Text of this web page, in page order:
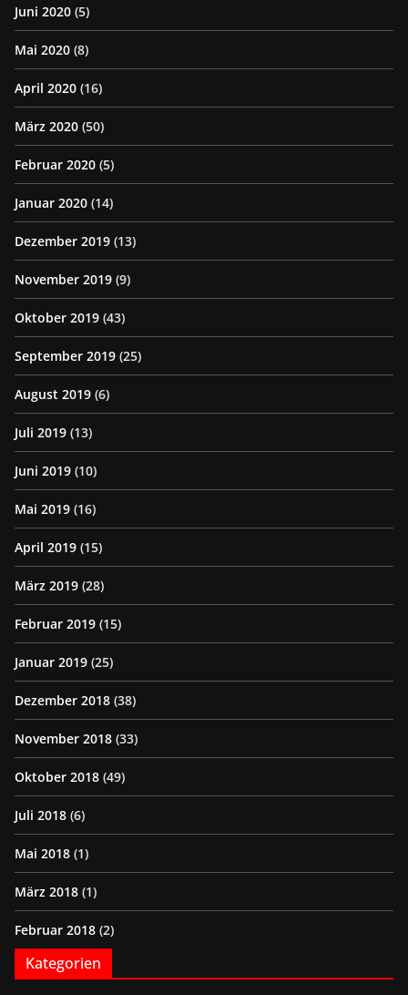
Juni 2020 (5)
Mai 2020 (8)
April 2020 (16)
März 2020 (50)
Februar 2020 (5)
Januar 2020 (14)
Dezember 2019 (13)
November 2019 (9)
Oktober 2019 (43)
September 2019 (25)
August 2019 (6)
Juli 2019 (13)
Juni 2019 (10)
Mai 2019 (16)
April 2019 (15)
März 2019 (28)
Februar 2019 (15)
Januar 2019 (25)
Dezember 2018 (38)
November 2018 (33)
Oktober 2018 (49)
Juli 2018 (6)
Mai 2018 (1)
März 2018 (1)
Februar 2018 (2)
Kategorien